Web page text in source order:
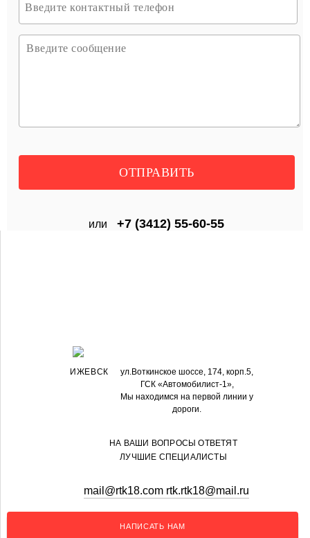
или +7 (3412) 55-60-55
ИЖЕВСК
ул.Воткинское шоссе, 174, корп.5,
ГСК «Автомобилист-1»,
Мы находимся на первой линии у
дороги.
НА ВАШИ ВОПРОСЫ ОТВЕТЯТ
ЛУЧШИЕ СПЕЦИАЛИСТЫ
mail@rtk18.com rtk.rtk18@mail.ru
НАПИСАТЬ НАМ